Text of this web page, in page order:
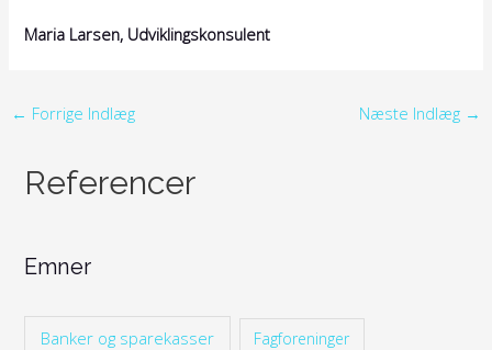
Maria Larsen, Udviklingskonsulent
← Forrige Indlæg Næste Indlæg →
Referencer
Emner
Banker og sparekasser Fagforeninger